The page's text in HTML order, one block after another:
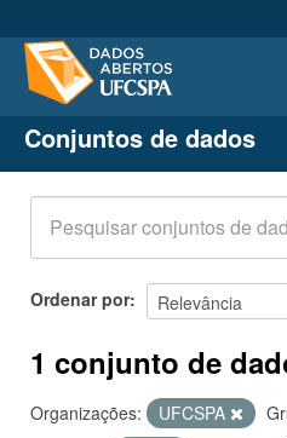
Conjuntos de dados
Organizações
Grupos
Sobre
Conjuntos de dados
Ordenar por
1 conjunto de
Organizações: UFCSPA